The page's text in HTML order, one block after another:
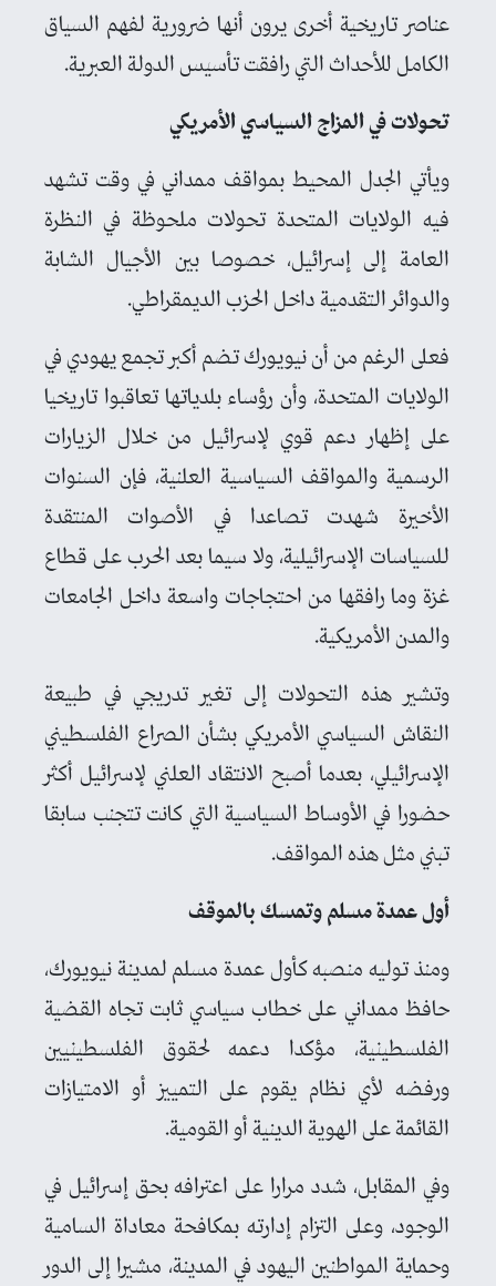
عناصر تاريخية أخرى يرون أنها ضرورية لفهم السياق
الكامل للأحداث التي رافقت تأسيس الدولة العبرية.
تحولات في المزاج السياسي الأمريكي
ويأتي الجدل المحيط بمواقف ممداني في وقت تشهد
فيه الولايات المتحدة تحولات ملحوظة في النظرة
العامة إلى إسرائيل، خصوصا بين الأجيال الشابة
والدوائر التقدمية داخل الحزب الديمقراطي.
فعلى الرغم من أن نيويورك تضم أكبر تجمع يهودي في
الولايات المتحدة، وأن رؤساء بلدياتها تعاقبوا تاريخيا
على إظهار دعم قوي لإسرائيل من خلال الزيارات
الرسمية والمواقف السياسية العلنية، فإن السنوات
الأخيرة شهدت تصاعدا في الأصوات المنتقدة
للسياسات الإسرائيلية، ولا سيما بعد الحرب على قطاع
غزة وما رافقها من احتجاجات واسعة داخل الجامعات
والمدن الأمريكية.
وتشير هذه التحولات إلى تغير تدريجي في طبيعة
النقاش السياسي الأمريكي بشأن الصراع الفلسطيني
الإسرائيلي، بعدما أصبح الانتقاد العلني لإسرائيل أكثر
حضورا في الأوساط السياسية التي كانت تتجنب سابقا
تبني مثل هذه المواقف.
أول عمدة مسلم وتمسك بالموقف
ومنذ توليه منصبه كأول عمدة مسلم لمدينة نيويورك،
حافظ ممداني على خطاب سياسي ثابت تجاه القضية
الفلسطينية، مؤكدا دعمه لحقوق الفلسطينيين
ورفضه لأي نظام يقوم على التمييز أو الامتيازات
القائمة على الهوية الدينية أو القومية.
وفي المقابل، شدد مرارا على اعترافه بحق إسرائيل في
الوجود، وعلى التزام إدارته بمكافحة معاداة السامية
وحماية المواطنين اليهود في المدينة، مشيرا إلى الدور